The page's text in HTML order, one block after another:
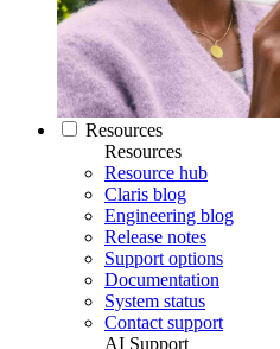
Resources
Resources
Resource hub
Claris blog
Engineering blog
Release notes
Support options
Documentation
System status
Contact support
AI Support